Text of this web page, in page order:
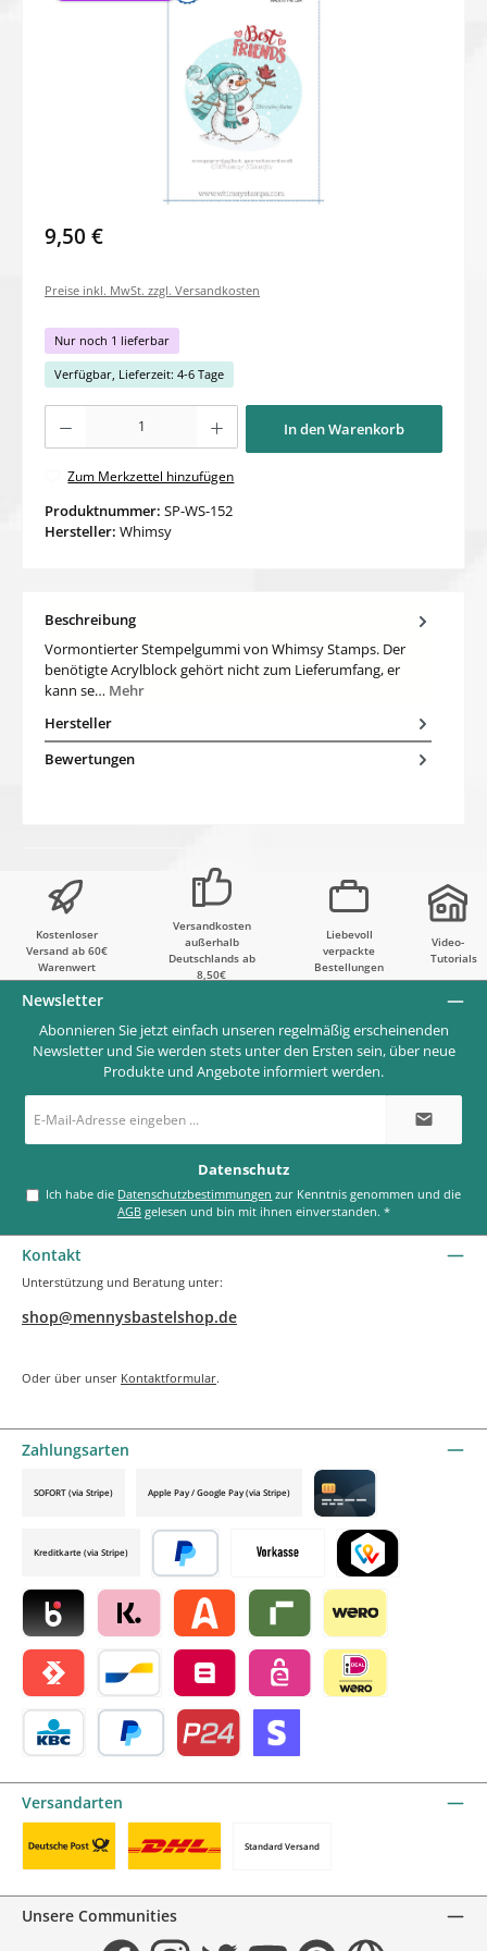
9,50 €
Preise inkl. MwSt. zzgl. Versandkosten
Nur noch 1 lieferbar
Verfügbar, Lieferzeit: 4-6 Tage
Produkt Anzahl: Gib den gewünschten Wert ein oder benutze die Schaltflächen um
In den Warenkorb
Zum Merkzettel hinzufügen
Produktnummer: SP-WS-152
Hersteller: Whimsy
Beschreibung
Vormontierter Stempelgummi von Whimsy Stamps. Der
benötigte Acrylblock gehört nicht zum Lieferumfang, er
kann se… Mehr
Hersteller
Bewertungen
Kostenloser
Versand ab 60€
Warenwert
Versandkosten
außerhalb
Deutschlands ab
8,50€
Liebevoll
verpackte
Bestellungen
Video-
Tutorials
Newsletter
Abonnieren Sie jetzt einfach unseren regelmäßig erscheinenden
Newsletter und Sie werden stets unter den Ersten sein, über neue
Produkte und Angebote informiert werden.
Mail-
*
Datenschutz
Ich habe die Datenschutzbestimmungen
AGB gelesen und bin mit ihnen einverstanden.*
Kontakt
Unterstützung und Beratung unter:
shop@mennysbastelshop.de
Oder über unser Kontaktformular.
Zahlungsarten
Vorkasse TWINT by mollie
Blik by mollieKlarna by mollieAlma by mollieRiverty by mollie
Wero
Satispay by mollieBancontact by mollie
Belfius by mollieeps by mollie
SOFORT (via Stripe) Apple Pay / Google Pay (via Stripe)
Credit card by mollie
Kreditkarte (via Stripe)
Später bezahlen
Versandarten
Standard Versand
Unsere Communities